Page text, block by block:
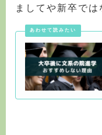
ましてや新卒では